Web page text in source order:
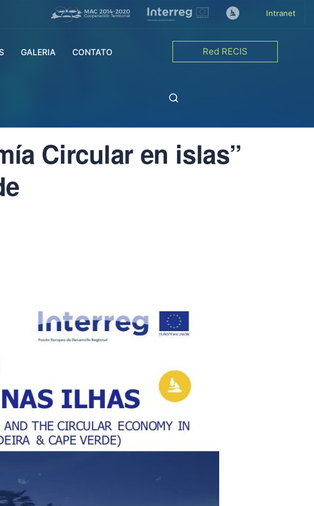
Intranet
GALERIA CONTATO Red RECIS
Circular en islas”